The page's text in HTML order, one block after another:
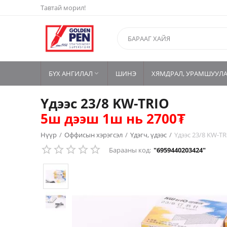
Тавтай морил!
БҮХ АНГИЛАЛ  ШИНЭ ХЯМДРАЛ,
Үдээс 23/8 KW-TRIO
5ш дээш 1ш нь 2700₮
Нүүр / Оффисын хэрэгсэл / Үдэгч, үдээс / Үдээс 23/8 KW-
Барааны код: "6959440203424"